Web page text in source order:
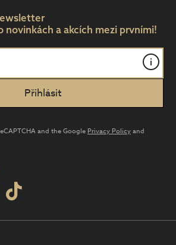
novinkách a akcích mezi prvními!
i
and the Google Privacy Policyand